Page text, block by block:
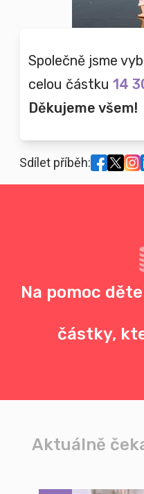
Společně jsme
celou částku 14
Děkujeme všem!
Sdílet příběh:
Na pomoc
částky,
Aktuálně